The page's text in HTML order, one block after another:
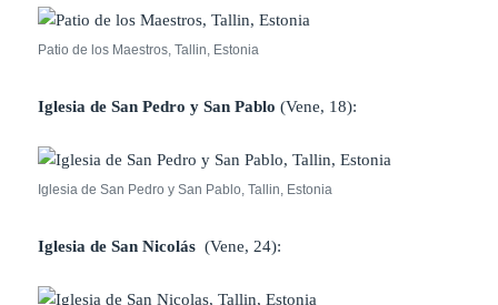
Patio de los Maestros, Tallin, Estonia
Iglesia de San Pedro y San Pablo(Vene, 18):
Iglesia de San Pedro y San Pablo, Tallin, Estonia
Iglesia de San Nicolás(Vene, 24):